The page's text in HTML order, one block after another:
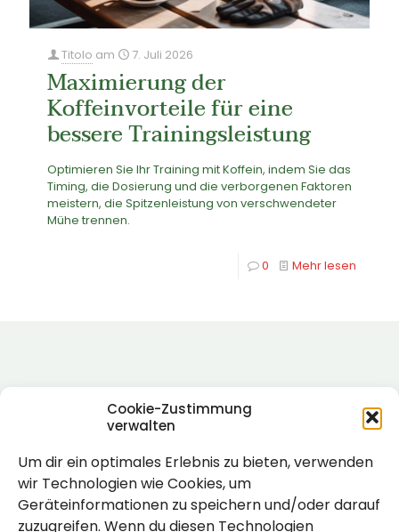
Cookie-Zustimmung
verwalten
Um dir ein optimales Erlebnis zu bieten, verwenden
wir Technologien wie Cookies, um
Geräteinformationen zu speichern und/oder darauf
zuzugreifen. Wenn du diesen Technologien
Titolo am 7. Juli 2026
Maximierung der
Koffeinvorteile für eine
bessere Trainingsleistung
Optimieren Sie Ihr Training mit Koffein, indem Sie das
Timing, die Dosierung und die verborgenen Faktoren
meistern, die Spitzenleistung von verschwendeter
Mühe trennen.
0 Mehr lesen
Rechtlich
Impressum